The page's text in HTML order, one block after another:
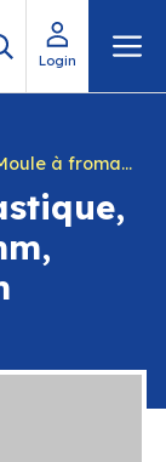
Login
à fromage